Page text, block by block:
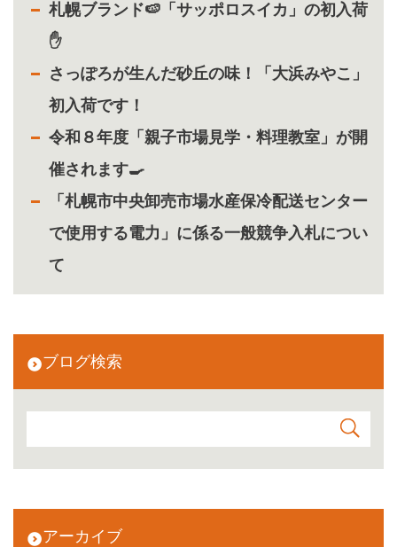
札幌ブランド🍉「サッポロスイカ」の初入荷
✋
さっぽろが生んだ砂丘の味！「大浜みやこ」
初入荷です！
令和８年度「親子市場見学・料理教室」が開
催されます🍳
「札幌市中央卸売市場水産保冷配送センター
で使用する電力」に係る一般競争入札につい
て
ブログ検索
アーカイブ